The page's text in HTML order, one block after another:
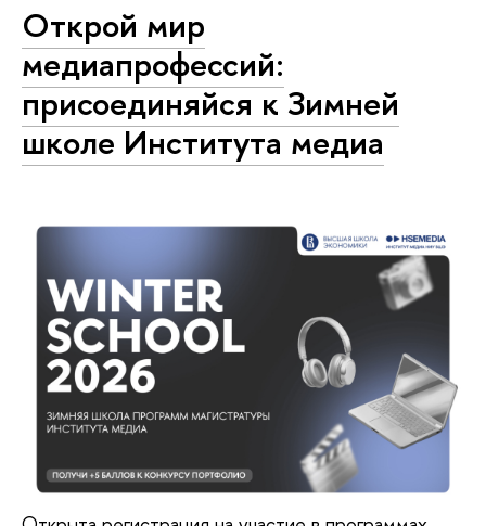
Открой мир
медиапрофессий:
присоединяйся к Зимней
школе Института медиа